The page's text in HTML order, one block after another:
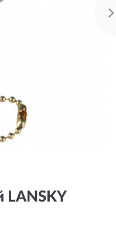
LANSKY